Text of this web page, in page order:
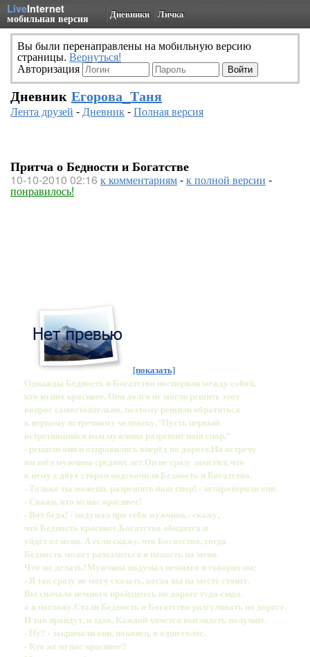
LiveInternet
мобильная версия Дневники Личка
Вы были перенаправлены на мобильную версию
страницы. Вернуться!
Авторизация
Дневник Егорова_Таня
Лента друзей -Дневник-Полная версия
Притча о Бедности и Богатстве
10-10-2010 02:16 к комментариям-к полной версии -
понравилось!
[показать]
Однажды Бедность и Богатство поспорили между собой,
кто из них красивее. Они долго не могли решить этот
вопрос самостоятельно, поэтому решили обратиться
к первому встречному человеку."Пусть первый
встретившийся нам мужчина разрешит наш спор,"
- решили они и отправились вперёд по дороге.На встречу
им шёл мужчина средних лет.Он не сразу заметил, что
к нему с двух сторон подскочили Бедность и Богатство.
- Только ты можешь разрешить наш спор! - затараторили они.
- Скажи, кто из нас красивее!
- Вот беда! - подумал про себя мужчина,- скажу,
что Бедность красивее,Богатство обидится и
уйдёт от меня. А если скажу, что Богатство, тогда
Бедность может разозлиться и напасть на меня.
Что же делать?Мужчина подумал немного и говорит им:
- Я так сразу не могу сказать, когда вы на месте стоите.
Вы сначала немного пройдитесь по дороге туда-сюда,
а я погляжу.Стали Бедность и Богатство разгуливать по дороге.
И так пройдут, и эдак. Каждой хочется выглядеть получше.
- Ну? - закричали они, наконец, в один голос.
- Кто же из нас красивее?